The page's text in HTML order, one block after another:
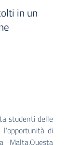
in un
studenti delle
di